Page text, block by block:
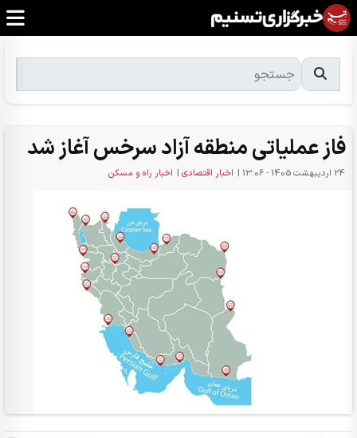
فاز عملیاتی منطقه آزاد سرخس آغاز شد
24 ارديبهشت 1405 - 13:06 | اخبار اقتصادی | اخبار راه و مسکن